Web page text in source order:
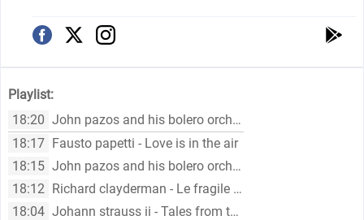
Playlist:
18:20 John pazos and his bolero orchestra - Dios, cómo te amo!
18:17 Fausto papetti - Love is in the air
18:15 John pazos and his bolero orchestra - Acaríciame
18:12 Richard clayderman - Le fragile parfum des roses
18:04 Johann strauss ii - Tales from the vienna woods, op. 325 (version 2)